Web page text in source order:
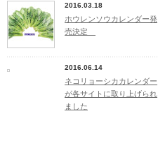
2016.03.18
ホウレンソウカレンダー発
売決定
2016.06.14
ネコリョーシカカレンダー
が各サイトに取り上げられ
ました